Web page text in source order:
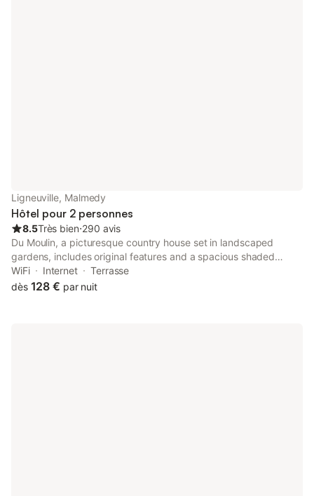
Ligneuville, Malmedy
Hôtel pour 2 personnes
8.5Très bien⋅290 avis
Du Moulin, a picturesque country house set in landscaped
gardens, includes original features and a spacious shaded
terrace. It offers fishing and hiking nearby and has a large wine
cellar.
WiFi Internet
Terrasse
dès 128 € par nuit